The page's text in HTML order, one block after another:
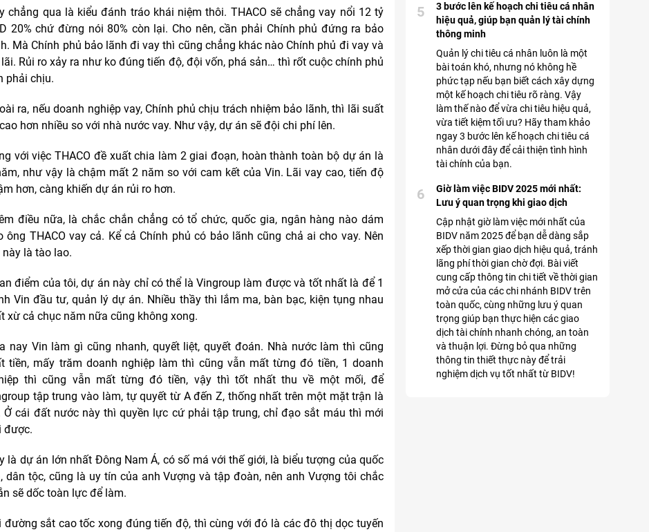
chẳng qua là kiểu đánh tráo khái niệm thôi. THACO sẽ chẳng vay nổi 12 tỷ
20% chứ đừng nói 80% còn lại. Cho nên, cần phải Chính phủ đứng ra bảo
Mà Chính phủ bảo lãnh đi vay thì cũng chẳng khác nào Chính phủ đi vay và
Rủi ro xảy ra như ko đúng tiến độ, đội vốn, phá sản… thì rốt cuộc chính phủ
phải chịu.
ra, nếu doanh nghiệp vay, Chính phủ chịu trách nhiệm bảo lãnh, thì lãi suất
hơn nhiều so với nhà nước vay. Như vậy, dự án sẽ đội chi phí lên.
với việc THACO đề xuất chia làm 2 giai đoạn, hoàn thành toàn bộ dự án là
như vậy là chậm mất 2 năm so với cam kết của Vin. Lãi vay cao, tiến độ
hơn, càng khiến dự án rủi ro hơn.
điều nữa, là chắc chắn chẳng có tổ chức, quốc gia, ngân hàng nào dám
ông THACO vay cả. Kể cả Chính phủ có bảo lãnh cũng chả ai cho vay. Nên
này là tào lao.
điểm của tôi, dự án này chỉ có thể là Vingroup làm được và tốt nhất là để 1
Vin đầu tư, quản lý dự án. Nhiều thầy thì lắm ma, bàn bạc, kiện tụng nhau
xừ cả chục năm nữa cũng không xong.
nay Vin làm gì cũng nhanh, quyết liệt, quyết đoán. Nhà nước làm thì cũng
tiền, mấy trăm doanh nghiệp làm thì cũng vẫn mất từng đó tiền, 1 doanh
thì cũng vẫn mất từng đó tiền, vậy thì tốt nhất thu về một mối, để
tập trung vào làm, tự quyết từ A đến Z, thống nhất trên một mặt trận là
Ở cái đất nước này thì quyền lực cứ phải tập trung, chỉ đạo sắt máu thì mới
được.
là dự án lớn nhất Đông Nam Á, có số má với thế giới, là biểu tượng của quốc
dân tộc, cũng là uy tín của anh Vượng và tập đoàn, nên anh Vượng tôi chắc
sẽ dốc toàn lực để làm.
đường sắt cao tốc xong đúng tiến độ, thì cùng với đó là các đô thị dọc tuyến
3 bước lên kế hoạch chi tiêu cá nhân
hiệu quả, giúp bạn quản lý tài chính
thông minh
5
Quản lý chi tiêu cá nhân luôn là một
bài toán khó, nhưng nó không hề
phức tạp nếu bạn biết cách xây dựng
một kế hoạch chi tiêu rõ ràng. Vậy
làm thế nào để vừa chi tiêu hiệu quả,
vừa tiết kiệm tối ưu? Hãy tham khảo
ngay 3 bước lên kế hoạch chi tiêu cá
nhân dưới đây để cải thiện tình hình
tài chính của bạn.
Giờ làm việc BIDV 2025 mới nhất:
Lưu ý quan trọng khi giao dịch
6
Cập nhật giờ làm việc mới nhất của
BIDV năm 2025 để bạn dễ dàng sắp
xếp thời gian giao dịch hiệu quả, tránh
lãng phí thời gian chờ đợi. Bài viết
cung cấp thông tin chi tiết về thời gian
mở cửa của các chi nhánh BIDV trên
toàn quốc, cùng những lưu ý quan
trọng giúp bạn thực hiện các giao
dịch tài chính nhanh chóng, an toàn
và thuận lợi. Đừng bỏ qua những
thông tin thiết thực này để trải
nghiệm dịch vụ tốt nhất từ BIDV!